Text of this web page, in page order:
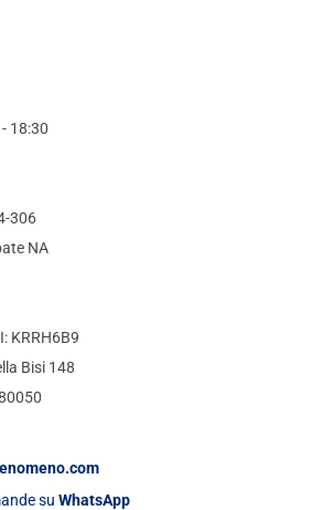
18:30
306
NA
KRRH6B9
Bisi 148
su WhatsApp